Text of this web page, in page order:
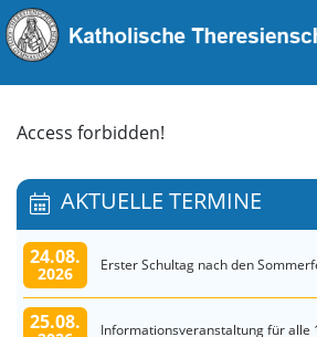
Access forbidden!
AKTUELLE TERMINE
24.08.
2026 Erster Schultag nach den
25.08. Informationsveranstaltung für alle